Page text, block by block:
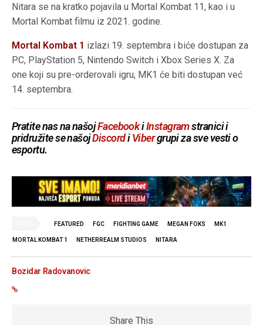
Nitara se na kratko pojavila u Mortal Kombat 11, kao i u
Mortal Kombat filmu iz 2021. godine.
Mortal Kombat 1 izlazi 19. septembra i biće dostupan za
PC, PlayStation 5, Nintendo Switch i Xbox Series X. Za
one koji su pre-orderovali igru, MK1 će biti dostupan već
14. septembra.
Pratite nas na našojFacebookiInstagramstranici i
pridružite se našojDiscordiVibergrupi za sve vesti o
esportu.
FEATURED FGC FIGHTING GAME MEGAN FOKS MK1
MORTAL KOMBAT 1 NETHERREALM STUDIOS NITARA
Bozidar Radovanovic
Share This